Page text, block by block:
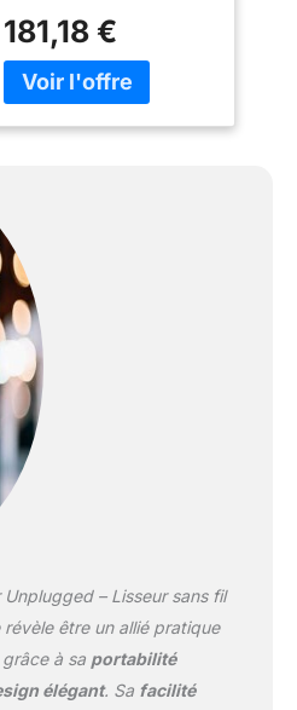
de votre lisseur filaire
Technologie Hybrid Co-
Lithium : pour maintenir
la température optimale
de coiffage unique de
185°C pour des résultats
sublimes sans chaleur
extrême Caractéristiques
supplémentaires :
chauffe en 45 secondes
- mode veille
automatique si inutilisé
pendant 3 minutes - 2
ans de garantie -
thermoprotecteur
181,18 €
– Lisseur sans fil
être un allié pratique
à sa portabilité
élégant. Sa facilité